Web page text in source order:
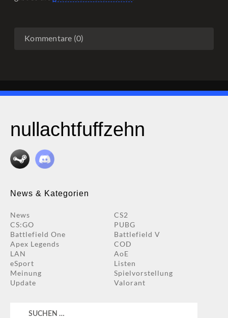
Kommentare (0)
nullachtfuffzehn
News & Kategorien
News
CS2
CS:GO
PUBG
Battlefield One
Battlefield V
Apex Legends
COD
LAN
AoE
eSport
Listen
Meinung
Spielvorstellung
Update
Valorant
Suchen